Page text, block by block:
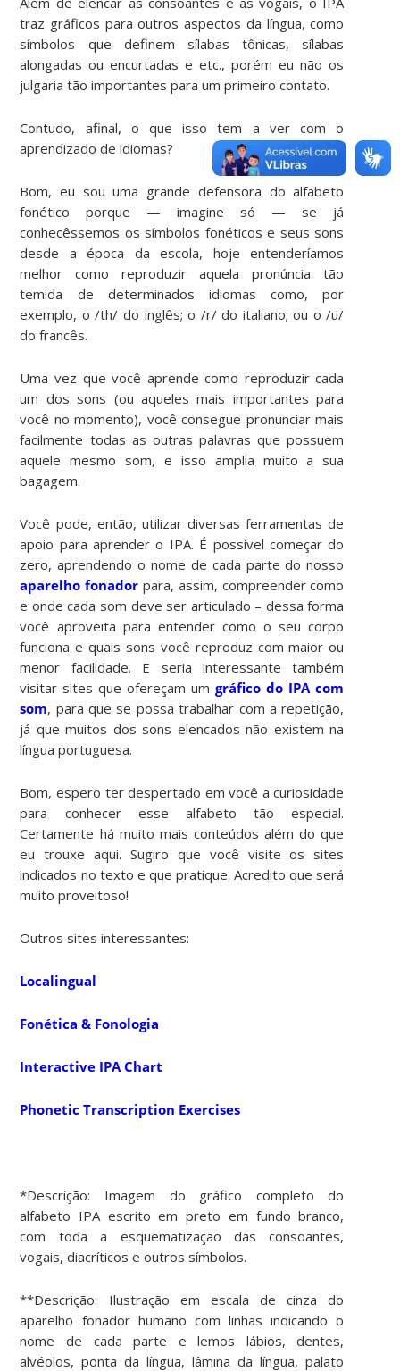
traz gráficos para outros aspectos da língua, como
símbolos que definem sílabas tônicas, sílabas
alongadas ou encurtadas e etc., porém eu não os
julgaria tão importantes para um primeiro contato.
Contudo, afinal, o que isso tem a ver com o
aprendizado de idiomas?
Bom, eu sou uma grande defensora do alfabeto
fonético porque — imagine só — se já
conhecêssemos os símbolos fonéticos e seus sons
desde a época da escola, hoje entenderíamos
melhor como reproduzir aquela pronúncia tão
temida de determinados idiomas como, por
exemplo, o /th/ do inglês; o /r/ do italiano; ou o /u/
do francês.
Uma vez que você aprende como reproduzir cada
um dos sons (ou aqueles mais importantes para
você no momento), você consegue pronunciar mais
facilmente todas as outras palavras que possuem
aquele mesmo som, e isso amplia muito a sua
bagagem.
Você pode, então, utilizar diversas ferramentas de
apoio para aprender o IPA. É possível começar do
zero, aprendendo o nome de cada parte do nosso
aparelho fonador para, assim, compreender como
e onde cada som deve ser articulado – dessa forma
você aproveita para entender como o seu corpo
funciona e quais sons você reproduz com maior ou
menor facilidade. E seria interessante também
visitar sites que ofereçam umgráfico do IPA com
som, para que se possa trabalhar com a repetição,
já que muitos dos sons elencados não existem na
língua portuguesa.
Bom, espero ter despertado em você a curiosidade
para conhecer esse alfabeto tão especial.
Certamente há muito mais conteúdos além do que
eu trouxe aqui. Sugiro que você visite os sites
indicados no texto e que pratique. Acredito que será
muito proveitoso!
Outros sites interessantes:
Localingual
Fonética & Fonologia
Interactive IPA Chart
Phonetic Transcription Exercises
*Descrição: Imagem do gráfico completo do
alfabeto IPA escrito em preto em fundo branco,
com toda a esquematização das consoantes,
vogais, diacríticos e outros símbolos.
**Descrição: Ilustração em escala de cinza do
aparelho fonador humano com linhas indicando o
nome de cada parte e lemos lábios, dentes,
alvéolos, ponta da língua, lâmina da língua, palato